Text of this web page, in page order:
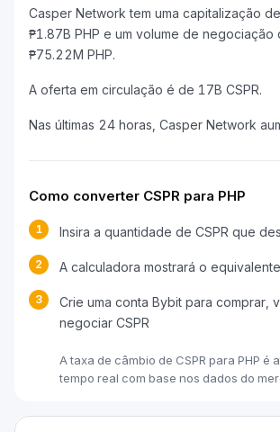
Casper Network tem uma capitalização
₱1.87B PHP e um volume de
₱75.22M PHP.
A oferta em circulação é de 17B CSPR.
Nas últimas 24 horas, Casper Network
Como converter CSPR para PHP
1 Insira a quantidade de CSPR que
2 A calculadora mostrará o
3
Crie uma conta Bybit para comprar,
negociar CSPR
A taxa de câmbio de CSPR para PHP é
tempo real com base nos dados do